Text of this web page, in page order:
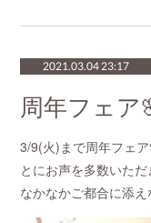
2021.03.04 23:17
周年フェア
3/9(火)まで周年フェ
とにお声を多数いた
なかなかご都合に添